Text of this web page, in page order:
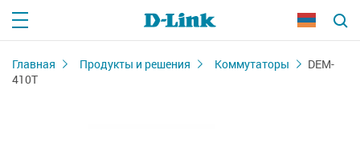
Главная Продукты и решения Коммутаторы
DEM-
410T